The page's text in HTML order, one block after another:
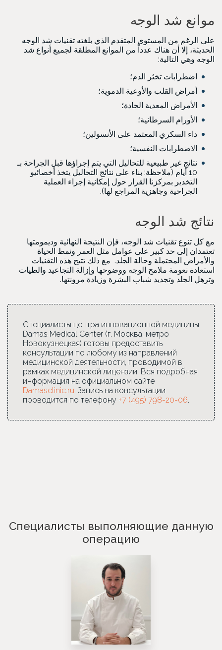
موانع شد الوجه
على الرغم من المستوى المتقدم الذي بلغته تقنيات شد الوجه
الحديثة، إلا أن هناك عدداً من الموانع المطلقة لجميع أنواع شد
الوجه وهي التالية:
اضطرابات تخثر الدم؛
أمراض القلب والأوعية الدموية؛
الأمراض المعدية الحادة؛
الأورام السرطانية؛
داء السكري المعتمد على الأنسولين؛
الاضطرابات النفسية؛
نتائج غير طبيعية للتحاليل التي يتم إجراؤها قبل الجراحة بـ
10 أيام (ملاحظة: بناء على نتائج التحاليل يتخذ أخصائيو
التخدير بمركزنا القرار حول إمكانية إجراء العملية
الجراحية وجاهزية المراجع لها).
نتائج شد الوجه
مع كل تنوع تقنيات شد الوجه، فإن النتيجة النهائية وديمومتها
تعتمدان إلى حد كبير على عوامل مثل العمر ونمط الحياة
والأمراض المحتملة وحالة الجلد. مع ذلك تتيح هذه التقنيات
استعادة نعومة ملامح الوجه ووضوحها وإزالة التجاعيد والطيات
وترهل الجلد وتجديد شباب البشرة وزيادة مرونتها.
Специалисты центра инновационной медицины
Damas Medical Center (г. Москва, метро
Новокузнецкая) готовы предоставить
консультации по любому из направлений
медицинской деятельности, проводимой в
рамках медицинской лицензии. Вся подробная
информация на официальном сайте
Damasclinic.ru. Запись на консультации
проводится по телефону +7 (495) 798-20-06.
Специалисты выполняющие данную
операцию